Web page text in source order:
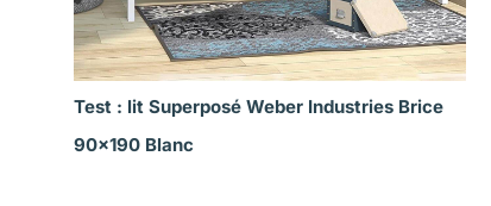
Test : lit Superposé Weber Industries Brice
90×190 Blanc